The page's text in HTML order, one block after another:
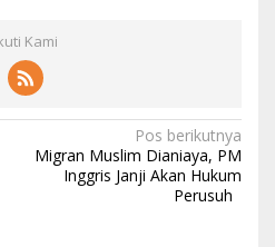
Kami
Pos berikutnya
Migran Muslim Dianiaya, PM
Inggris Janji Akan Hukum
Perusuh